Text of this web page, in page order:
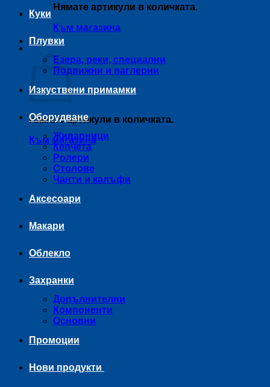
Нямате артикули в количката.
Към магазина
Количка
Нямате артикули в количката.
Към магазина
Куки
Плувки
Езера, реки, специални
Подвижни и ваглерни
Изкуствени примамки
Оборудване
Живарници
Кепчета
Ролери
Столове
Чанти и калъфи
Аксесоари
Макари
Облекло
Захранки
Допълнителни
Компоненти
Основни
Промоции
Нови продукти